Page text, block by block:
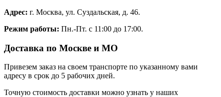
Адрес: г. Москва, ул. Суздальская, д. 46.
Режим работы: Пн.-Пт. с 11:00 до 17:00.
Доставка по Москве и МО
Привезем заказ на своем транспорте по указанному вами
адресу в срок до 5 рабочих дней.
Точную стоимость доставки можно узнать у наших